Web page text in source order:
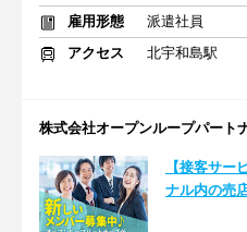
雇用形態
派遣社員
アクセス
北宇和島駅
株式会社オープンループパート
【接客サー
ナル内の売